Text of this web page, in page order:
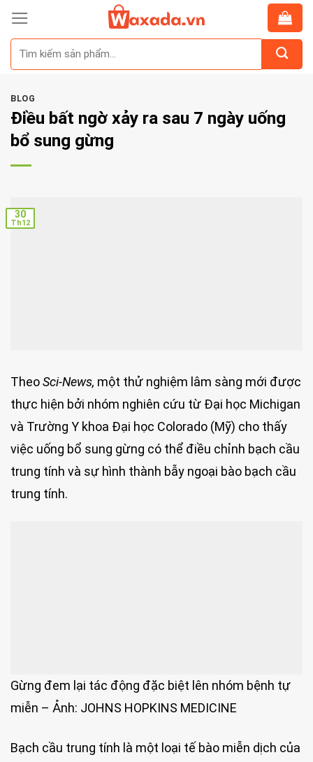
Skip
content
BLOG
Điều bất ngờ xảy ra sau 7 ngày uống
bổ sung gừng
30
Th12
TheoSci-News, một thử nghiệm lâm sàng mới được
thực hiện bởi nhóm nghiên cứu từ Đại học Michigan
và Trường Y khoa Đại học Colorado (Mỹ) cho thấy
việc uống bổ sung gừng có thể điều chỉnh bạch cầu
trung tính và sự hình thành bẫy ngoại bào bạch cầu
trung tính.
Gừng đem lại tác động đặc biệt lên nhóm bệnh tự
miễn – Ảnh: JOHNS HOPKINS MEDICINE
Bạch cầu trung tính là một loại tế bào miễn dịch của